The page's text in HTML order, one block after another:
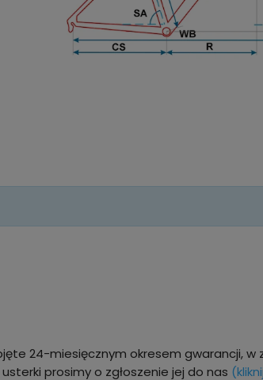
24-miesięcznym okresem gwarancji, w
prosimy o zgłoszenie jej do nas